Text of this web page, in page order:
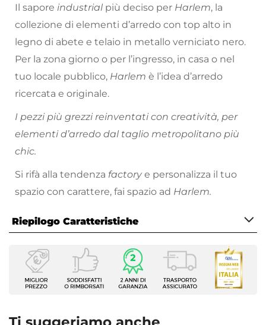
Il sapore industrial più deciso per Harlem, la
collezione di elementi d’arredo con top alto in
legno di abete e telaio in metallo verniciato nero.
Per la zona giorno o per l’ingresso, in casa o nel
tuo locale pubblico, Harlem è l’idea d’arredo
ricercata e originale.
I pezzi più grezzi reinventati con creatività, per
elementi d’arredo dal taglio metropolitano più
chic.
Si rifà alla tendenza factory e personalizza il tuo
spazio con carattere, fai spazio ad Harlem.
Riepilogo Caratteristiche
Caratteristiche
Serie
Harlem